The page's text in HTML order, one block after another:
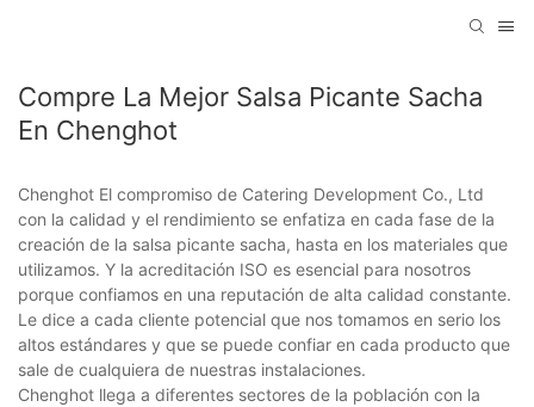
Compre La Mejor Salsa Picante Sacha
En Chenghot
Chenghot El compromiso de Catering Development Co., Ltd
con la calidad y el rendimiento se enfatiza en cada fase de la
creación de la salsa picante sacha, hasta en los materiales que
utilizamos. Y la acreditación ISO es esencial para nosotros
porque confiamos en una reputación de alta calidad constante.
Le dice a cada cliente potencial que nos tomamos en serio los
altos estándares y que se puede confiar en cada producto que
sale de cualquiera de nuestras instalaciones.
Chenghot llega a diferentes sectores de la población con la